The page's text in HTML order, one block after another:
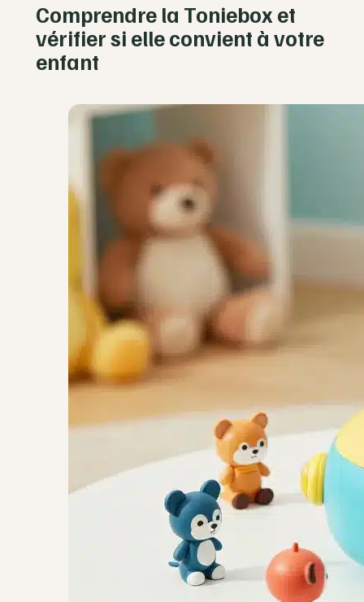
Comprendre la Toniebox et
vérifier si elle convient à votre
enfant